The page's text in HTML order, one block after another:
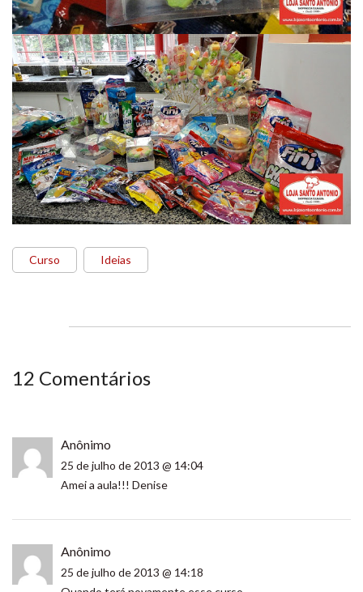
Curso Ideias
12 Comentários
Anônimo
25 de julho de 2013 @ 14:04
Amei a aula!!! Denise
Anônimo
25 de julho de 2013 @ 14:18